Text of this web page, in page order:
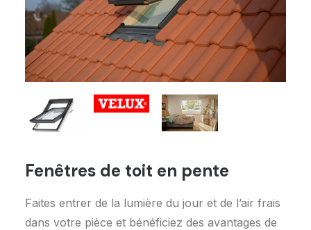
Fenêtres de toit en pente
Faites entrer de la lumière du jour et de l’air frais
dans votre pièce et bénéficiez des avantages de